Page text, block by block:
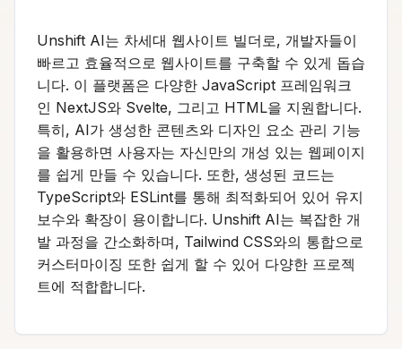
Unshift AI는 차세대 웹사이트 빌더로, 개발자들이
빠르고 효율적으로 웹사이트를 구축할 수 있게 돕습
니다. 이 플랫폼은 다양한 JavaScript 프레임워크
인 NextJS와 Svelte, 그리고 HTML을 지원합니다.
특히, AI가 생성한 콘텐츠와 디자인 요소 관리 기능
을 활용하면 사용자는 자신만의 개성 있는 웹페이지
를 쉽게 만들 수 있습니다. 또한, 생성된 코드는
TypeScript와 ESLint를 통해 최적화되어 있어 유지
보수와 확장이 용이합니다. Unshift AI는 복잡한 개
발 과정을 간소화하며, Tailwind CSS와의 통합으로
커스터마이징 또한 쉽게 할 수 있어 다양한 프로젝
트에 적합합니다.